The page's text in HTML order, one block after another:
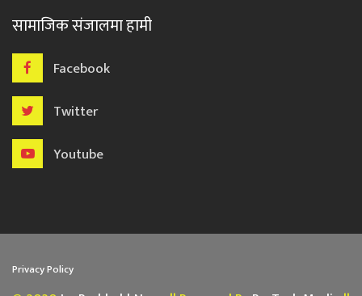
सामाजिक संजालमा हामी
Facebook
Twitter
Youtube
Privacy Policy